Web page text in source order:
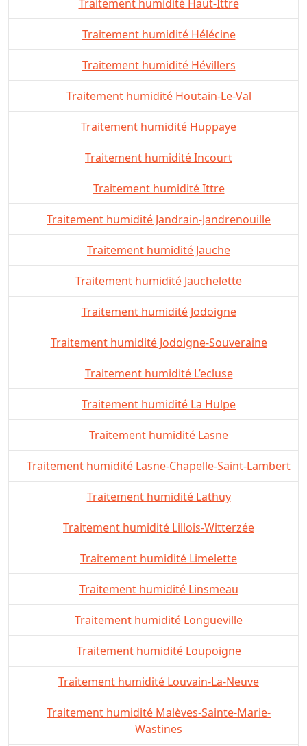
Traitement humidité Haut-Ittre
Traitement humidité Hélécine
Traitement humidité Hévillers
Traitement humidité Houtain-Le-Val
Traitement humidité Huppaye
Traitement humidité Incourt
Traitement humidité Ittre
Traitement humidité Jandrain-Jandrenouille
Traitement humidité Jauche
Traitement humidité Jauchelette
Traitement humidité Jodoigne
Traitement humidité Jodoigne-Souveraine
Traitement humidité L’ecluse
Traitement humidité La Hulpe
Traitement humidité Lasne
Traitement humidité Lasne-Chapelle-Saint-Lambert
Traitement humidité Lathuy
Traitement humidité Lillois-Witterzée
Traitement humidité Limelette
Traitement humidité Linsmeau
Traitement humidité Longueville
Traitement humidité Loupoigne
Traitement humidité Louvain-La-Neuve
Traitement humidité Malèves-Sainte-Marie-
Wastines